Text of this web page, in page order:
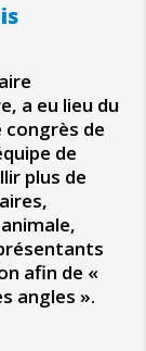
a eu lieu du
congrès de
de
plus de
afin de «
angles ».